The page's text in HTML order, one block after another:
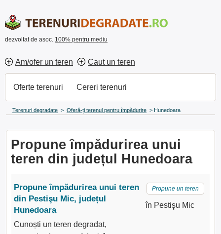
dezvoltat de asoc. 100% pentru mediu
Am/ofer un teren Caut un teren
Oferte terenuri Cereri terenuri
Terenuri degradate > Oferă-ți terenul pentru împădurire > Hunedoara
Propune împădurirea unui
teren din județul Hunedoara
Propune împădurirea unui teren
din Pestişu Mic, județul
Hunedoara
Cunoști un teren degradat,
Propune un teren
în Pestişu Mic